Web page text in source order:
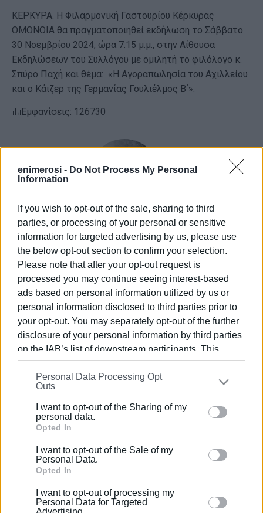
enimerosi - Do Not Process My Personal
Information
If you wish to opt-out of the sale, sharing to third
parties, or processing of your personal or sensitive
information for targeted advertising by us, please use
the below opt-out section to confirm your selection.
Please note that after your opt-out request is
processed you may continue seeing interest-based
ads based on personal information utilized by us or
personal information disclosed to third parties prior to
your opt-out. You may separately opt-out of the further
disclosure of your personal information by third parties
on the IAB’s list of downstream participants. This
information may also be disclosed by us to third parties
on theIAB’s List of Downstream Participants
that may
further disclose it to other third parties.
Please note that this website/app uses one or more
Google services and may gather and store information
behaviour. You may click to grant or deny consent to
Google and its third-party tags to use your data for
section.
Personal Data Processing Opt
Outs
I want to opt-out of the Sharing of my
personal data.
Opted In
I want to opt-out of the Sale of my
Personal Data.
Opted In
I want to opt-out of processing my
Personal Data for Targeted
ΚΕΡΚΥΡΑ. Η Φιλαρμονική Γαστουρίου Κέρκυρας
ΟΜΟΝΟΙΑ θα πραγματοποιηθεί εκδήλωση το Σάββατο
30 Νοεμβρίου 2024, ώρα 7.15 μ.μ., στην Αίθουσα
Εκδηλώσεων του Συλλόγου με ομιλητή το φιλόλογο κ.
Σπύρο Παχή και θέμα: «Η Αγοραπωλησία του Αχιλλείου
και ο Κάιζερ της Γερμανίας Γουλιέλμος Β΄».
Εμφανίσεις: 126730
ΕΛΕΝΗ ΚΟΡΩΝΑΚΗ
Εργάζεται στις Εκδόσεις Ενημέρωση από το
1990 σε θέσεις υψηλής ευθύνης. Ειδικεύεται στις
δημόσιες σχέσεις, το ελεύθερο και το
καλλιτεχνικό ρεπορτάζ.
Ακολουθήστε το enimerosi στοFacebook
Συνδρομητές στο e-paper